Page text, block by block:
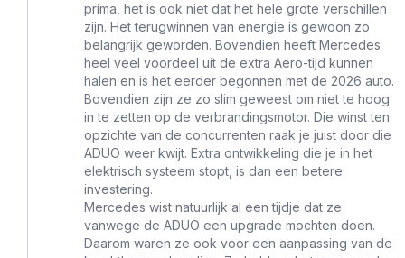
prima, het is ook niet dat het hele grote verschillen
zijn. Het terugwinnen van energie is gewoon zo
belangrijk geworden. Bovendien heeft Mercedes
heel veel voordeel uit de extra Aero-tijd kunnen
halen en is het eerder begonnen met de 2026 auto.
Bovendien zijn ze zo slim geweest om niet te hoog
in te zetten op de verbrandingsmotor. Die winst ten
opzichte van de concurrenten raak je juist door die
ADUO weer kwijt. Extra ontwikkeling die je in het
elektrisch systeem stopt, is dan een betere
investering.
Mercedes wist natuurlijk al een tijdje dat ze
vanwege de ADUO een upgrade mochten doen.
Daarom waren ze ook voor een aanpassing van de